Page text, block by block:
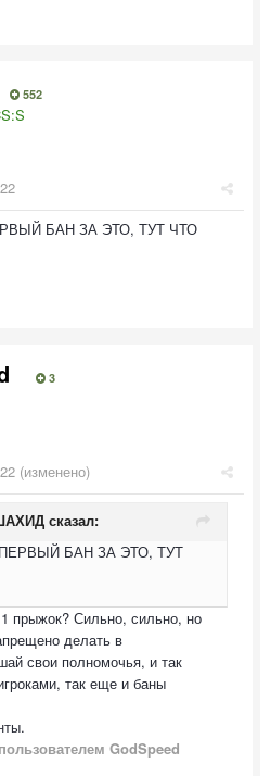
552
БАН ЗА ЭТО, ТУТ ЧТО
3
(изменено)
сказал:
БАН ЗА ЭТО, ТУТ
прыжок? Сильно, сильно, но
делать в
свои полномочья, и так
так еще и баны
пользователем GodSpeed